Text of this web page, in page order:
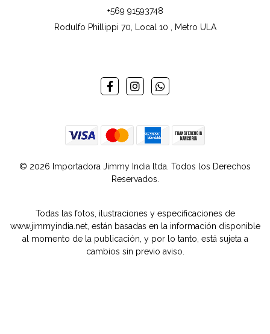
+569 91593748
Rodulfo Phillippi 70, Local 10 , Metro ULA
© 2026 Importadora Jimmy India ltda. Todos los Derechos
Reservados.
Todas las fotos, ilustraciones y especificaciones de
www.jimmyindia.net, están basadas en la información disponible
al momento de la publicación, y por lo tanto, está sujeta a
cambios sin previo aviso.